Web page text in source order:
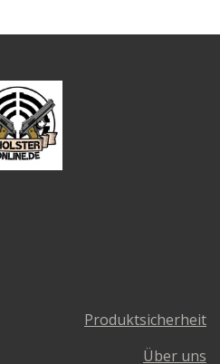
Produktsicherheit
Über uns